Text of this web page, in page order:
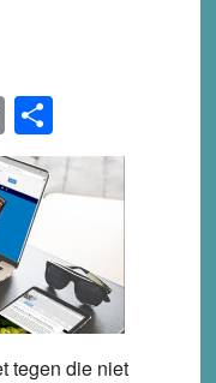
EmailShare
tegen die niet